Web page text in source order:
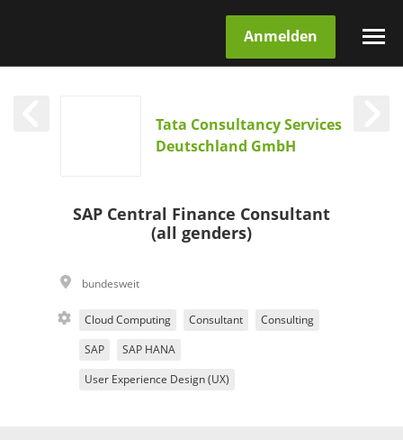
Anmelden
Tata Consultancy Services
Deutschland GmbH
SAP Central Finance Consultant
(all genders)
bundesweit
Cloud Computing Consultant Consulting
SAP SAP HANA
User Experience Design (UX)